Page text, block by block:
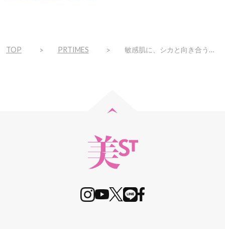
TOP PRTIMES 敏感肌に、シカと向き合う。新コスメブランド「sitrana（シトラナ）」誕生